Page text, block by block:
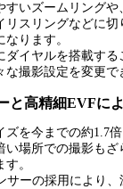
すいズームリング
リスリングなどに
ります。
ダイヤルを搭載す
撮影設定を変更で
と高精細EVFに
ズを今までの約1.7
い場所での撮影も
。
サーの採用により、